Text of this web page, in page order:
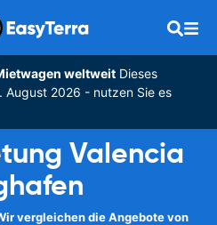
weltweitDieses
August 2026 - nutzen Sie es
Valencia
vergleichen die Angebote von